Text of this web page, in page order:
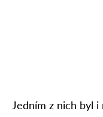
Jedním z nich byl